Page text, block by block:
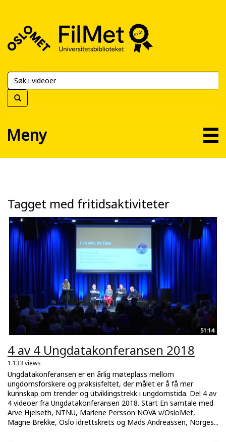
FilMet
Universitetsbiblioteket
Meny
Tagget med fritidsaktiviteter
51:14
4 av 4 Ungdatakonferansen 2018
1.133 views
Ungdatakonferansen er en årlig møteplass mellom
ungdomsforskere og praksisfeltet, der målet er å få mer
kunnskap om trender og utviklingstrekk i ungdomstida. Del 4 av
4 videoer fra Ungdatakonferansen 2018. Start En samtale med
Arve Hjelseth, NTNU, Marlene Persson NOVA v/OsloMet,
Magne Brekke, Oslo idrettskrets og Mads Andreassen, Norges...